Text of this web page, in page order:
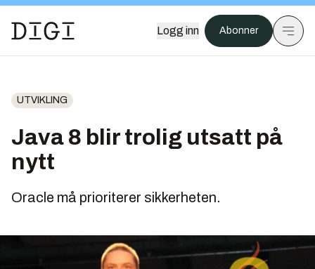
Logg inn Abonner
UTVIKLING
Java 8 blir trolig utsatt på
nytt
Oracle må prioriterer sikkerheten.